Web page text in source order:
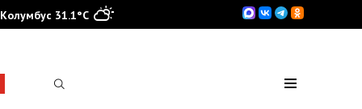
Колумбус 31.1°C